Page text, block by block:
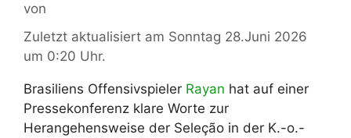
von
Zuletzt aktualisiert am Sonntag 28.Juni 2026
um 0:20 Uhr.
Brasiliens Offensivspieler Rayan hat auf einer
Pressekonferenz klare Worte zur
Herangehensweise der Seleção in der K.-o.-